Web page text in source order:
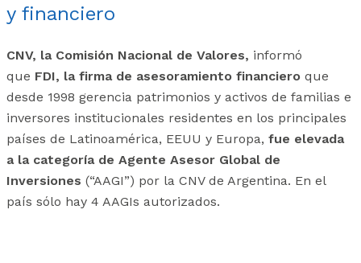
y financiero
CNV, la Comisión Nacional de Valores, informó
que FDI, la firma de asesoramiento financiero que
desde 1998 gerencia patrimonios y activos de familias e
inversores institucionales residentes en los principales
países de Latinoamérica, EEUU y Europa, fue elevada
a la categoría de Agente Asesor Global de
Inversiones (“AAGI”) por la CNV de Argentina. En el
país sólo hay 4 AAGIs autorizados.